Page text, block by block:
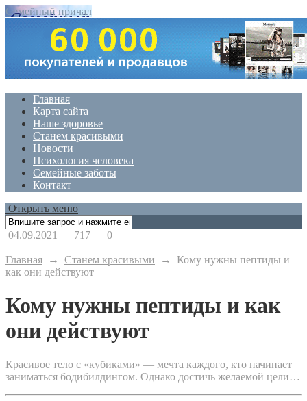
Семейный причал
Главная
Карта сайта
Наше здоровье
Станем красивыми
Новости
Психология человека
Семейные заботы
Контакт
Открыть меню
04.09.2021 717 0
Главная → Станем красивыми → Кому нужны пептиды и
как они действуют
Кому нужны пептиды и как
они действуют
Красивое тело с «кубиками» — мечта каждого, кто начинает
заниматься бодибилдингом. Однако достичь желаемой цели…